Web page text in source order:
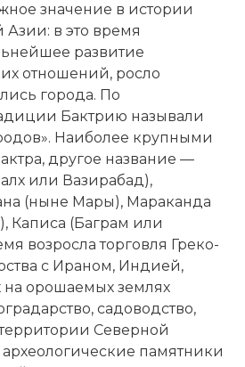
значение в истории
в это время
развитие
отношений, росло
города. По
Бактрию называли
Наиболее крупными
другое название —
или Вазирабад),
(ныне Мары), Мараканда
Каписа (Баграм или
возросла торговля Греко-
с Ираном, Индией,
на орошаемых землях
садоводство,
Северной
памятники